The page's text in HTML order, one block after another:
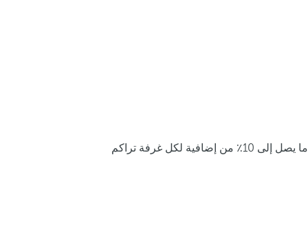
ما يصل إلى 10٪ من إضافية لكل غرفة تراكم